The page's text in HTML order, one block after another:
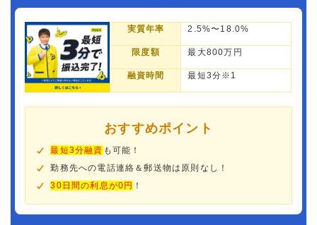
実質年率 2.5%〜18.0%
限度額 最大800万円
融資時間 最短3分※1
おすすめポイント
最短3分融資 も可能！
勤務先への電話連絡＆郵送物は原則なし！
30日間の利息が0円 ！